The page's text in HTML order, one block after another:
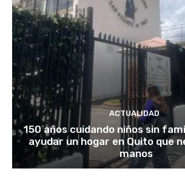
ACTUALIDAD
150 años cuidando niños sin
ayudar un hogar en Quito que
manos